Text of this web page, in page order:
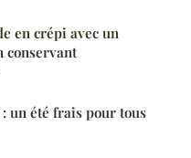
en crépi avec un
conservant
un été frais pour tous